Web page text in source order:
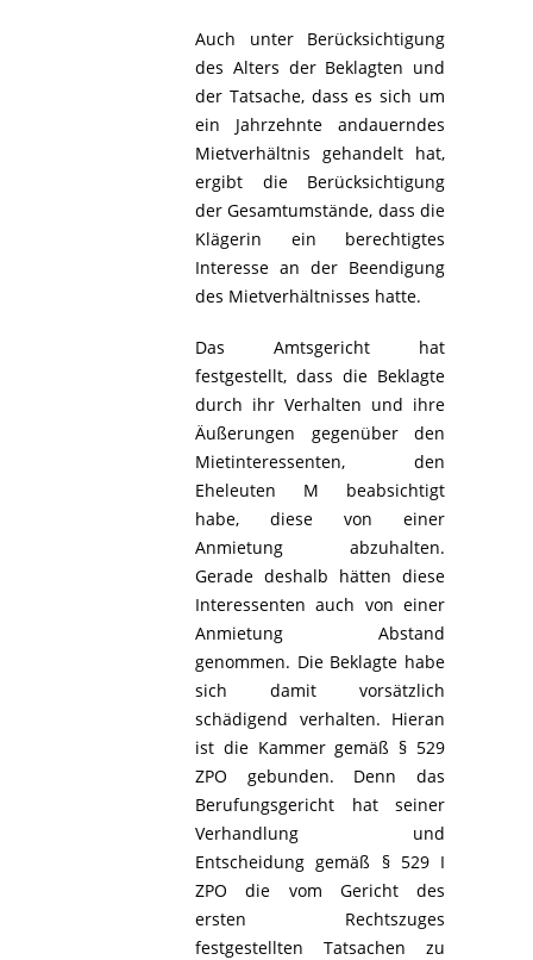
Auch unter Berücksichtigung
des Alters der Beklagten und
der Tatsache, dass es sich um
ein Jahrzehnte andauerndes
Mietverhältnis gehandelt hat,
ergibt die Berücksichtigung
der Gesamtumstände, dass die
Klägerin ein berechtigtes
Interesse an der Beendigung
des Mietverhältnisses hatte.
Das Amtsgericht hat
festgestellt, dass die Beklagte
durch ihr Verhalten und ihre
Äußerungen gegenüber den
Mietinteressenten, den
Eheleuten M beabsichtigt
habe, diese von einer
Anmietung abzuhalten.
Gerade deshalb hätten diese
Interessenten auch von einer
Anmietung Abstand
genommen. Die Beklagte habe
sich damit vorsätzlich
schädigend verhalten. Hieran
ist die Kammer gemäß § 529
ZPO gebunden. Denn das
Berufungsgericht hat seiner
Verhandlung und
Entscheidung gemäß § 529 I
ZPO die vom Gericht des
ersten Rechtszuges
festgestellten Tatsachen zu